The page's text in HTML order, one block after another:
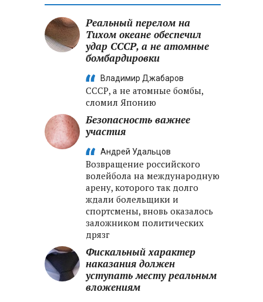
Второй энергоблок БелАЭС
вновь вышел на номинальную
мощность после диагностики
оборудования
Реальный перелом на
Тихом океане обеспечил
удар СССР, а не атомные
бомбардировки
Владимир Джабаров
СССР, а не атомные бомбы,
сломил Японию
Безопасность важнее
участия
Андрей Удальцов
Возвращение российского
волейбола на международную
арену, которого так долго
ждали болельщики и
спортсмены, вновь оказалось
заложником политических
дрязг
Фискальный характер
наказания должен
уступать месту реальным
вложениям